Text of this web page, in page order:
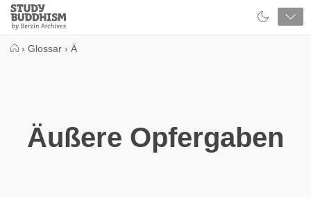
Close
Study
Buddhism
› Glossar › Ä
Äußere Opfergaben